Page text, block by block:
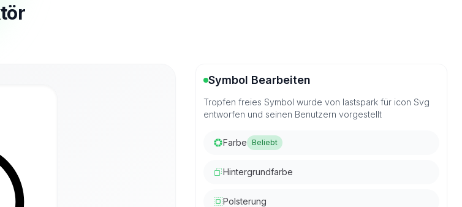
Symbol Bearbeiten
Tropfen freies Symbol wurde von lastspark für icon Svg
entworfen und seinen Benutzern vorgestellt
Farbe Beliebt
Hintergrundfarbe
Polsterung